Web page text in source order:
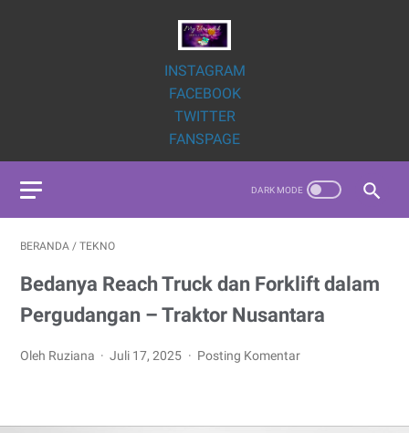
INSTAGRAM
FACEBOOK
TWITTER
FANSPAGE
BERANDA / TEKNO
Bedanya Reach Truck dan Forklift dalam
Pergudangan – Traktor Nusantara
Oleh Ruziana Juli 17, 2025 Posting Komentar